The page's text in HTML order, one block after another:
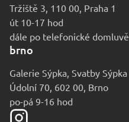
Tržiště 3, 110 00, Praha 1
út 10-17 hod
dále po telefonické domluvě
brno
Galerie Sýpka, Svatby Sýpka
Údolní 70, 602 00, Brno
po-pá 9-16 hod